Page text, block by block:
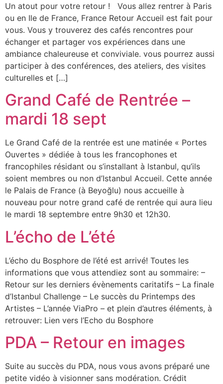
Un atout pour votre retour ! Vous allez rentrer à Paris
ou en Ile de France, France Retour Accueil est fait pour
vous. Vous y trouverez des cafés rencontres pour
échanger et partager vos expériences dans une
ambiance chaleureuse et conviviale. vous pourrez aussi
participer à des conférences, des ateliers, des visites
culturelles et […]
Grand Café de Rentrée –
mardi 18 sept
Le Grand Café de la rentrée est une matinée « Portes
Ouvertes » dédiée à tous les francophones et
francophiles résidant ou s’installant à Istanbul, qu’ils
soient membres ou non d’Istanbul Accueil. Cette année
le Palais de France (à Beyoğlu) nous accueille à
nouveau pour notre grand café de rentrée qui aura lieu
le mardi 18 septembre entre 9h30 et 12h30.
L’écho de L’été
L’écho du Bosphore de l’été est arrivé! Toutes les
informations que vous attendiez sont au sommaire: –
Retour sur les derniers évènements caritatifs – La finale
d’Istanbul Challenge – Le succès du Printemps des
Artistes – L’année ViaPro – et plein d’autres éléments, à
retrouver: Lien vers l’Echo du Bosphore
PDA – Retour en images
Suite au succès du PDA, nous vous avons préparé une
petite vidéo à visionner sans modération. Crédit